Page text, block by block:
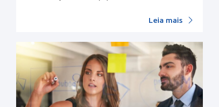
Leia mais